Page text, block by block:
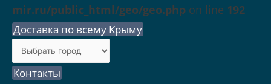
mir.ru/public_html/geo/geo.php on line 192
Доставка по всему Крыму
Контакты